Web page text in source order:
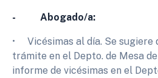
- Abogado/a:
• Vicésimas al día. Se sugiere
trámite en el Depto. de Mesa
informe de vicésimas en el